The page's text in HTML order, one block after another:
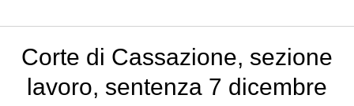
Corte di Cassazione, sezione
lavoro, sentenza 7 dicembre